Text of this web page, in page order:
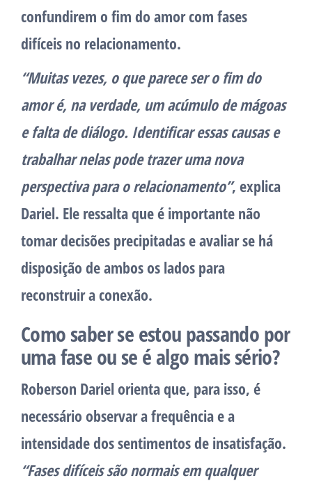
confundirem o fim do amor com fases
difíceis no relacionamento.
“Muitas vezes, o que parece ser o fim do
amor é, na verdade, um acúmulo de mágoas
e falta de diálogo. Identificar essas causas e
trabalhar nelas pode trazer uma nova
perspectiva para o relacionamento”, explica
Dariel. Ele ressalta que é importante não
tomar decisões precipitadas e avaliar se há
disposição de ambos os lados para
reconstruir a conexão.
Como saber se estou passando por
uma fase ou se é algo mais sério?
Roberson Dariel orienta que, para isso, é
necessário observar a frequência e a
intensidade dos sentimentos de insatisfação.
“Fases difíceis são normais em qualquer